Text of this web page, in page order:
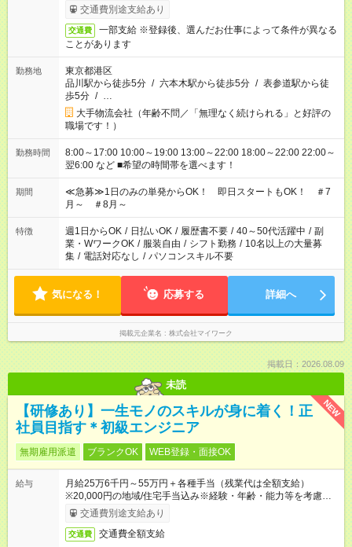
交通費別途支給あり
交通費
一部支給 ※登録後、選んだお仕事によって条件が異なる
ことがあります
勤務地
東京都港区
品川駅から徒歩5分 / 六本木駅から徒歩5分 / 表参道駅から徒
歩5分 / …
大手物流会社（年齢不問／「無理なく続けられる」と好評の
職場です！）
勤務時間
8:00～17:00 10:00～19:00 13:00～22:00 18:00～22:00 22:00～
翌6:00 など ■希望の時間帯を選べます！
期間
≪急募≫1日のみの単発からOK！ 即日スタートもOK！ ＃7
月～ ＃8月～
特徴 週1日からOK / 日払いOK / 履歴書不要 / 40～50代活躍中 / 副
業・WワークOK / 服装自由 / シフト勤務 / 10名以上の大量募
集 / 電話対応なし / パソコンスキル不要
気になる！ 応募する 詳細へ
掲載元企業名 株式会社マイワーク
掲載日：2026.08.09
未読
NEW
【研修あり】一生モノのスキルが身に着く！正
社員目指す＊初級エンジニア
無期雇用派遣 ブランクOK WEB登録・面接OK
給与
月給25万6千円～55万円＋各種手当（残業代は全額支給）
※20,000円の地域/住宅手当込み※経験・年齢・能力等を考慮し
て加給・優遇します。★同一就業先で1年以上継続したら月1万
円の継続手当支給
交通費別途支給あり
交通費 交通費全額支給